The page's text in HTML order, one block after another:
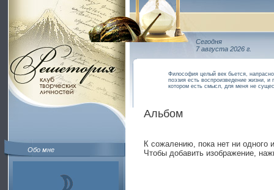
Обо мне
Сегодня
7 августа 2026 г.
Философия целый век бьется,
поэзия есть воспроизведение жизни,
котором есть смысл, для меня не
Альбом
К сожалению, пока нет ни одного
Чтобы добавить изображение,